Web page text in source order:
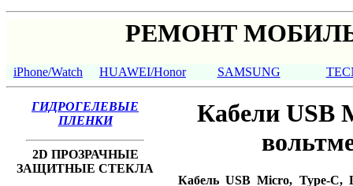
РЕМОНТ
iPhone/Watch HUAWEI/Honor SAMSUNG
ГИДРОГЕЛЕВЫЕ
ПЛЕНКИ
2D ПРОЗРАЧНЫЕ
ЗАЩИТНЫЕ СТЕКЛА
Кабели USB
Кабель USB Micro, Type-C,